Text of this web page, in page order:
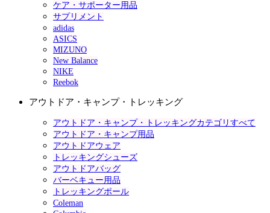
ケア・サポーター用品
サプリメント
adidas
ASICS
MIZUNO
New Balance
NIKE
Reebok
アウトドア・キャンプ・トレッキング
アウトドア・キャンプ・トレッキングカテゴリすべて
アウトドア・キャンプ用品
アウトドアウェア
トレッキングシューズ
アウトドアバッグ
バーベキュー用品
トレッキングポール
Coleman